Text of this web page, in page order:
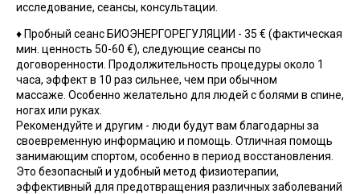
исследование, сеансы, консультации.
♦ Пробный сеанс БИОЭНЕРГОРЕГУЛЯЦИИ - 35 € (фактическая
мин. ценность 50-60 €), следующие сеансы по
договоренности. Продолжительность процедуры около 1
часа, эффект в 10 раз сильнее, чем при обычном
массаже. Особенно желательно для людей с болями в спине,
ногах или руках.
Рекомендуйте и другим - люди будут вам благодарны за
своевременную информацию и помощь. Отличная помощь
занимающим спортом, особенно в период восстановления.
Это безопасный и удобный метод физиотерапии,
эффективный для предотвращения различных заболеваний